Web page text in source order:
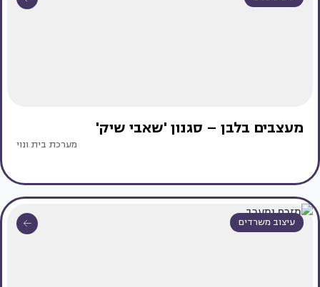
מעצבים בלבן – סגנון 'שאבי שיק'
מערכת בית ונוי
עיצוב משרדים